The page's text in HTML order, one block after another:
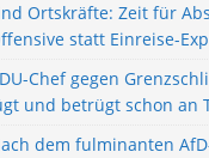
Ortskräfte: Zeit für
statt Einreise-
Chef gegen
und betrügt schon an
dem fulminanten